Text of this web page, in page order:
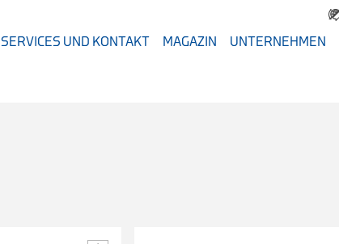
SERVICES UND KONTAKT MAGAZIN UNTERNEHMEN